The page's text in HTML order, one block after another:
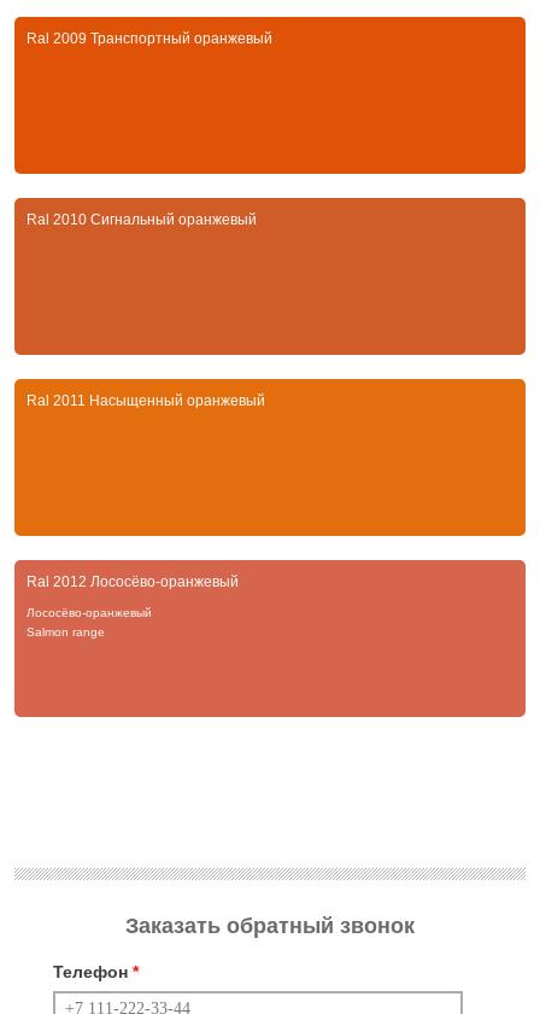
Ral 2009 Транспортный оранжевый
Ral 2010 Сигнальный оранжевый
Ral 2011 Насыщенный оранжевый
Ral 2012 Лососёво-оранжевый
Лососёво-оранжевый
Salmon range
Заказать обратный звонок
Телефон *